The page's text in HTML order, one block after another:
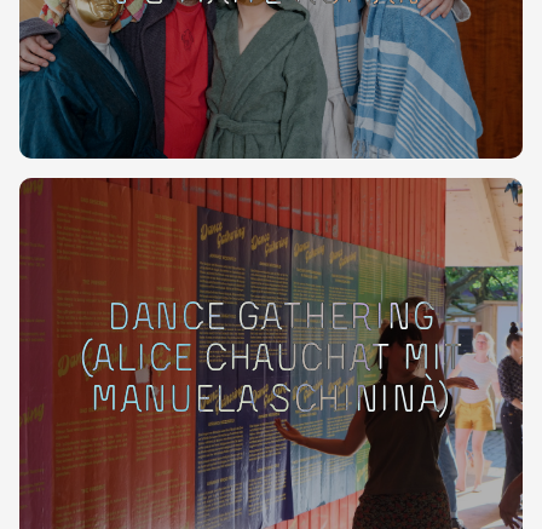
Dance Gathering
(Alice Chauchat mit
Manuela Schininà)